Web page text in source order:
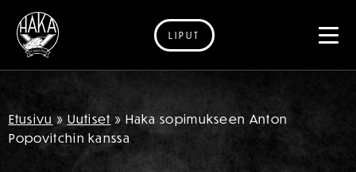
Siirry sisältöön
LIPUT
Etusivu » Uutiset » Haka sopimukseen Anton
Popovitchin kanssa